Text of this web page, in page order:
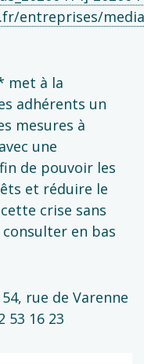
entreprises/
met à la
adhérents un
mesures à
une
de pouvoir les
et réduire le
crise sans
consulter en bas
rue de Varenne
53 16 23